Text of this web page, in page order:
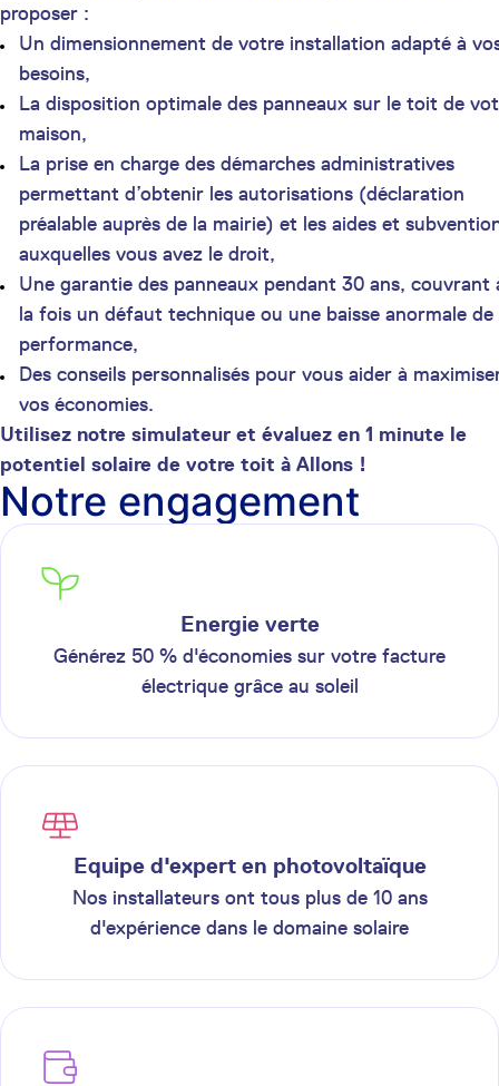
proposer :
Un dimensionnement de votre installation adapté à
besoins,
La disposition optimale des panneaux sur le toit de
maison,
La prise en charge des démarches administratives
permettant d’obtenir les autorisations (déclaration
préalable auprès de la mairie) et les aides et
auxquelles vous avez le droit,
Une garantie des panneaux pendant 30 ans, couvrant
la fois un défaut technique ou une baisse anormale de
performance,
Des conseils personnalisés pour vous aider à
vos économies.
Utilisez notre simulateur et évaluez en 1 minute le
potentiel solaire de votre toit à Allons !
Notre engagement
Energie verte
Générez 50 % d'économies sur votre facture
électrique grâce au soleil
Equipe d'expert en photovoltaïque
Nos installateurs ont tous plus de 10 ans
d'expérience dans le domaine solaire